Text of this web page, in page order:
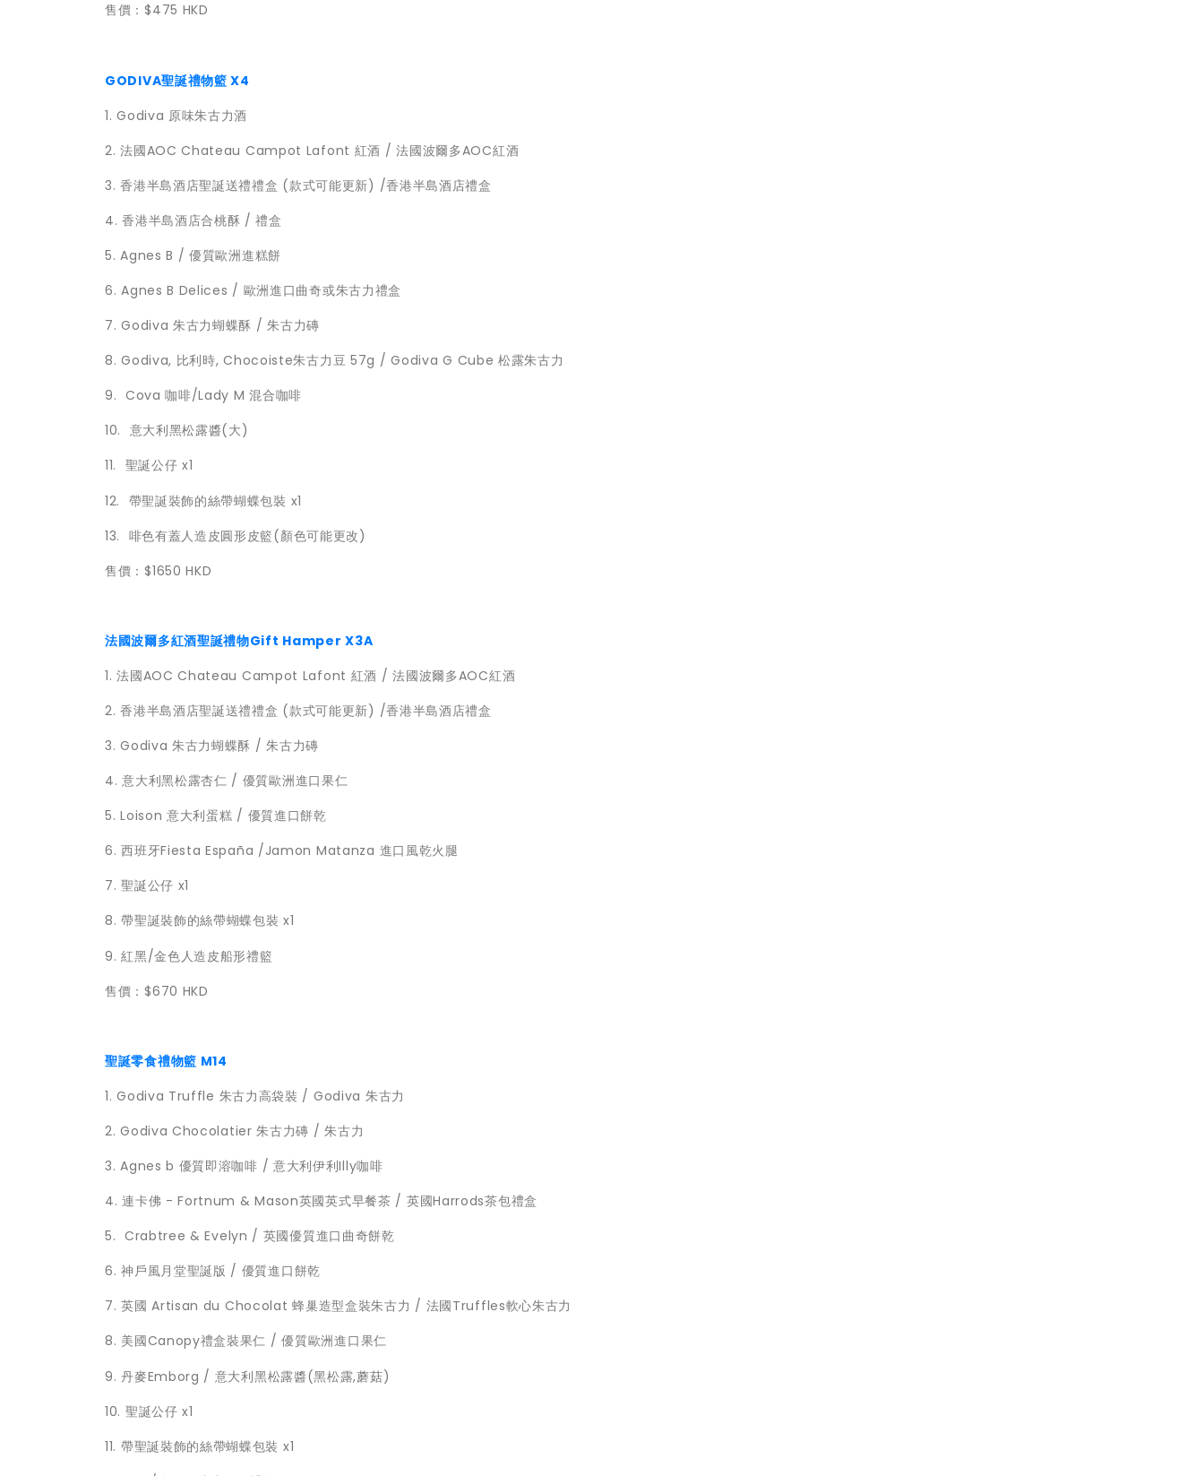
售價：$475 HKD
GODIVA聖誕禮物籃 X4
1. Godiva 原味朱古力酒
2. 法國AOC Chateau Campot Lafont 紅酒 / 法國波爾多AOC紅酒
3. 香港半島酒店聖誕送禮禮盒 (款式可能更新) /香港半島酒店禮盒
4. 香港半島酒店合桃酥 / 禮盒
5. Agnes B / 優質歐洲進糕餅
6. Agnes B Delices / 歐洲進口曲奇或朱古力禮盒
7. Godiva 朱古力蝴蝶酥 / 朱古力磚
8. Godiva, 比利時, Chocoiste朱古力豆 57g / Godiva G Cube 松露朱古力
9. Cova 咖啡/Lady M 混合咖啡
10. 意大利黑松露醬(大)
11. 聖誕公仔 x1
12. 帶聖誕裝飾的絲帶蝴蝶包裝 x1
13. 啡色有蓋人造皮圓形皮籃(顏色可能更改)
售價：$1650 HKD
法國波爾多紅酒聖誕禮物Gift Hamper X3A
1. 法國AOC Chateau Campot Lafont 紅酒 / 法國波爾多AOC紅酒
2. 香港半島酒店聖誕送禮禮盒 (款式可能更新) /香港半島酒店禮盒
3. Godiva 朱古力蝴蝶酥 / 朱古力磚
4. 意大利黑松露杏仁 / 優質歐洲進口果仁
5. Loison 意大利蛋糕 / 優質進口餅乾
6. 西班牙Fiesta España /Jamon Matanza 進口風乾火腿
7. 聖誕公仔 x1
8. 帶聖誕裝飾的絲帶蝴蝶包裝 x1
9. 紅黑/金色人造皮船形禮籃
售價：$670 HKD
聖誕零食禮物籃 M14
1. Godiva Truffle 朱古力高袋裝 / Godiva 朱古力
2. Godiva Chocolatier 朱古力磚 / 朱古力
3. Agnes b 優質即溶咖啡 / 意大利伊利Illy咖啡
4. 連卡佛 - Fortnum & Mason英國英式早餐茶 / 英國Harrods茶包禮盒
5. Crabtree & Evelyn / 英國優質進口曲奇餅乾
6. 神戶風月堂聖誕版 / 優質進口餅乾
7. 英國 Artisan du Chocolat 蜂巢造型盒裝朱古力 / 法國Truffles軟心朱古力
8. 美國Canopy禮盒裝果仁 / 優質歐洲進口果仁
9. 丹麥Emborg / 意大利黑松露醬(黑松露,蘑菇)
10. 聖誕公仔 x1
11. 帶聖誕裝飾的絲帶蝴蝶包裝 x1